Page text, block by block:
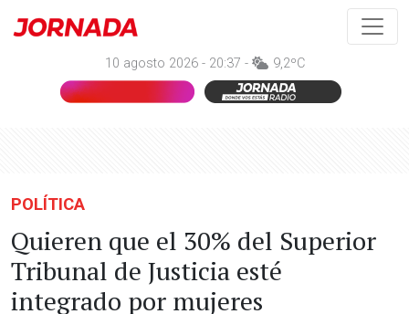
10 agosto 2026 - 20:37 - 9,2ºC
POLÍTICA
Quieren que el 30% del Superior
Tribunal de Justicia esté
integrado por mujeres